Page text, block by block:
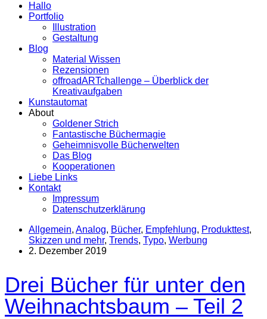
Hallo
Portfolio
Illustration
Gestaltung
Blog
Material Wissen
Rezensionen
offroadARTchallenge – Überblick der
Kreativaufgaben
Kunstautomat
About
Goldener Strich
Fantastische Büchermagie
Geheimnisvolle Bücherwelten
Das Blog
Kooperationen
Liebe Links
Kontakt
Impressum
Datenschutzerklärung
Allgemein, Analog, Bücher, Empfehlung, Produkttest,
Skizzen und mehr, Trends, Typo, Werbung
2. Dezember 2019
Drei Bücher für unter den
Weihnachtsbaum – Teil 2